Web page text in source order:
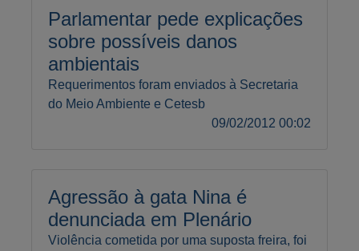
Parlamentar pede explicações
sobre possíveis danos
ambientais
Requerimentos foram enviados à Secretaria
do Meio Ambiente e Cetesb
09/02/2012 00:02
Agressão à gata Nina é
denunciada em Plenário
Violência cometida por uma suposta freira, foi